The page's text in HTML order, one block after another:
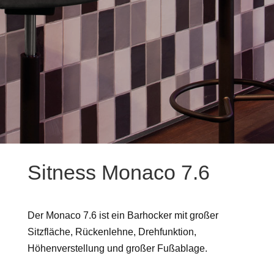
Sitness Monaco 7.6
Der Monaco 7.6 ist ein Barhocker mit großer
Sitzfläche, Rückenlehne, Drehfunktion,
Höhenverstellung und großer Fußablage.